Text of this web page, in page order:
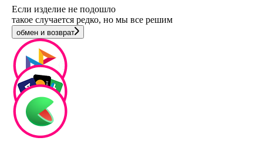
Если изделие не подошло
такое случается редко, но мы все решим
обмен и возврат